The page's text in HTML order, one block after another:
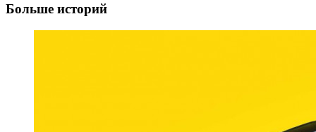
Больше историй